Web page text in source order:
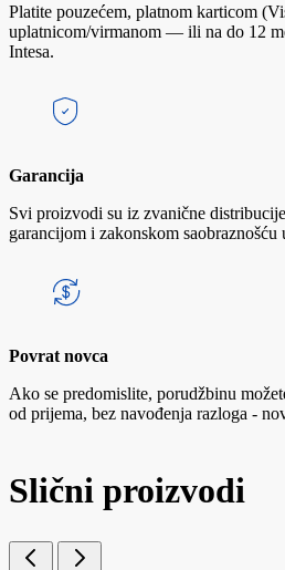
Platite pouzećem, platnom karticom
uplatnicom/virmanom — ili na do 12
Intesa.
Garancija
Svi proizvodi su iz zvanične
garancijom i zakonskom
Povrat novca
Ako se predomislite, porudžbinu
od prijema, bez navođenja razloga -
Slični proizvodi